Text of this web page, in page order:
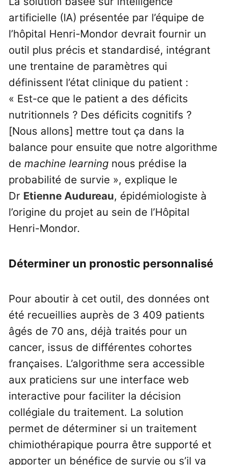
artificielle (IA) présentée par l’équipe de
l’hôpital Henri-Mondor devrait fournir un
outil plus précis et standardisé, intégrant
une trentaine de paramètres qui
définissent l’état clinique du patient :
« Est-ce que le patient a des déficits
nutritionnels ? Des déficits cognitifs ?
[Nous allons] mettre tout ça dans la
balance pour ensuite que notre algorithme
de machine learningnous prédise la
probabilité de survie », explique le
Dr Etienne Audureau, épidémiologiste à
l’origine du projet au sein de l’Hôpital
Henri-Mondor.
Déterminer un pronostic personnalisé
Pour aboutir à cet outil, des données ont
été recueillies auprès de 3 409 patients
âgés de 70 ans, déjà traités pour un
cancer, issus de différentes cohortes
françaises. L’algorithme sera accessible
aux praticiens sur une interface web
interactive pour faciliter la décision
collégiale du traitement. La solution
permet de déterminer si un traitement
chimiothérapique pourra être supporté et
apporter un bénéfice de survie ou s’il va